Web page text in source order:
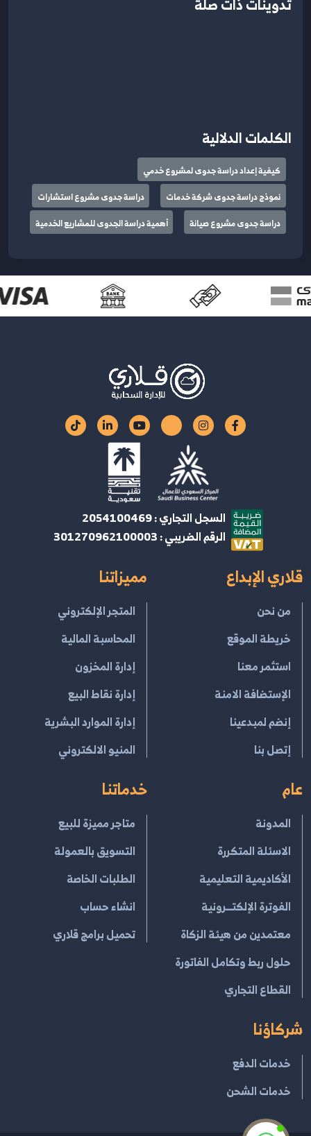
الكلمات الدلالية
كيفية إعداد دراسة جدوى لمشروع خدمي
نموذج دراسة جدوى شركة خدمات
دراسة جدوى مشروع استشارات
دراسة جدوى مشروع صيانة
أهمية دراسة الجدوى للمشاريع الخدمية
السجل التجاري : 2054100469
الرقم الضريبي : 301270962100003
قلاري الإبداع
من نحن
خريطة الموقع
استثمر معنا
الإستضافة الامنة
إنضم لمبدعينا
إتصل بنا
مميزاتنا
المتجر الإلكتروني
المحاسبة المالية
إدارة المخزون
إدارة نقاط البيع
إدارة الموارد البشرية
المنيو الالكتروني
عام
المدونة
الاسئلة المتكررة
الأكاديمية التعليمية
الفوترة الإلكتــرونية
معتمدين من هيئة الزكاة
حلول ربط وتكامل الفاتورة
القطاع التجاري
خدماتنا
متاجر مميزة للبيع
التسويق بالعمولة
الطلبات الخاصة
انشاء حساب
تحميل برامج قلاري
شركاؤنا
خدمات الدفع
خدمات الشحن